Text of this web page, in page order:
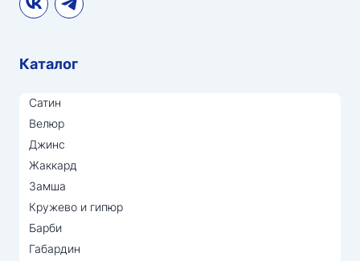
Каталог
Сатин
Велюр
Джинс
Жаккард
Замша
Кружево и гипюр
Барби
Габардин